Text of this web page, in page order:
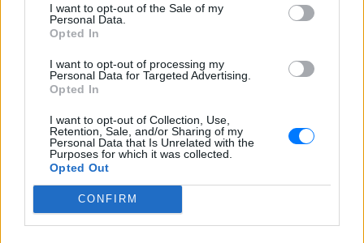
I want to opt-out of the Sale of my
Personal Data.
Opted In
I want to opt-out of processing my
Personal Data for Targeted Advertising.
Opted In
I want to opt-out of Collection, Use,
Retention, Sale, and/or Sharing of my
Personal Data that Is Unrelated with the
Purposes for which it was collected.
Opted Out
CONFIRM
και μάθετε πρώτοιτα πιο hot νέα.
ειδήσεωντου E-Daily.gr
Ακολουθήστε το E-Radio.gr και στο Instagram